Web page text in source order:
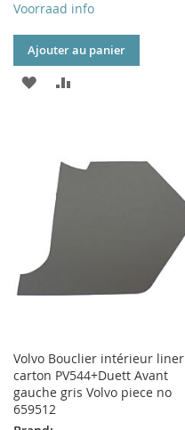
Voorraad info
Ajouter au panier
AJOUTER
LISTE
D’ENVIE
Volvo Bouclier intérieur liner
carton PV544+Duett Avant
gauche gris Volvo piece no
659512